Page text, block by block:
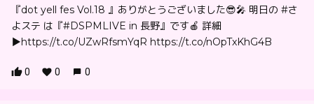
『dot yell fes Vol.18 』ありがとうございました😎🎤 明日の #さ
よステ は『#DSPMLIVE in 長野』です🍎 詳細
▶︎https://t.co/UZwRfsmYqR https://t.co/nOpTxKhG4B
0 0 0